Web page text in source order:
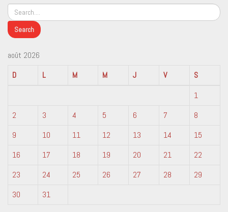
août 2026
D
L M M J V
S
1
2
3 4 5 6 7
8
9
10 11 12 13 14
15
16
17 18 19 20 21
22
23
24 25 26 27 28
29
30
31